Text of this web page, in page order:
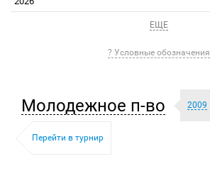
ЕЩЕ
? Условные обозначения
Молодежное п-во 2009
Перейти в турнир